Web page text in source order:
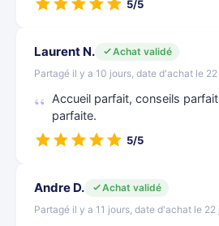
5/5
Laurent N.
Achat validé
Partagé il y a 10 jours, date d'achat le
Accueil parfait, conseils
parfaite.
5/5
Andre D.
Achat validé
Partagé il y a 11 jours, date d'achat le